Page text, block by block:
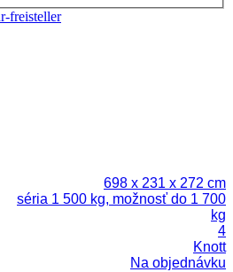
698 x 231 x 272 cm
séria 1 500 kg, možnosť do 1 700
kg
4
Knott
Na objednávku